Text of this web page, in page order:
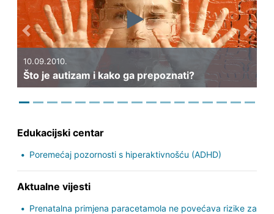
10.09.2010.
Što je autizam i kako ga prepoznati?
Previous Next
Edukacijski centar
Poremećaj pozornosti s hiperaktivnošću (ADHD)
Aktualne vijesti
Prenatalna primjena paracetamola ne povećava rizike za